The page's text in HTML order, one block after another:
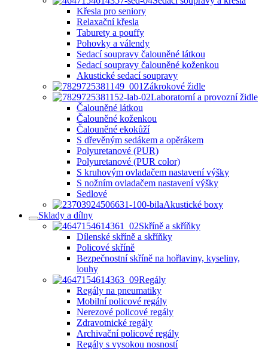
Křesla pro seniory
Relaxační křesla
Taburety a pouffy
Pohovky a válendy
Sedací soupravy čalouněné látkou
Sedací soupravy čalouněné koženkou
Akustické sedací soupravy
Zákrokové židle
Laboratorní a provozní židle
Čalouněné látkou
Čalouněné koženkou
Čalouněné ekokůží
S dřevěným sedákem a opěrákem
Polyuretanové (PUR)
Polyuretanové (PUR color)
S kruhovým ovladačem nastavení výšky
S nožním ovladačem nastavení výšky
Sedlové
Akustické boxy
Sklady a dílny
Skříně a skříňky
Dílenské skříně a skříňky
Policové skříně
Bezpečnostní skříně na hořlaviny, kyseliny,
louhy
Regály
Regály na pneumatiky
Mobilní policové regály
Nerezové policové regály
Zdravotnické regály
Archivační policové regály
Regály s vysokou nosností